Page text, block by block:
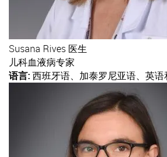
Susana Rives 医生
儿科血液病专家
语言:西班牙语、加泰罗尼亚语、英语